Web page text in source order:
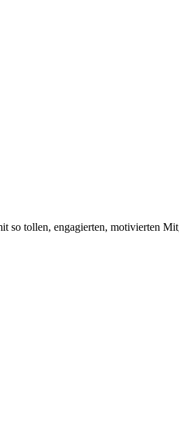
so tollen, engagierten, motivierten